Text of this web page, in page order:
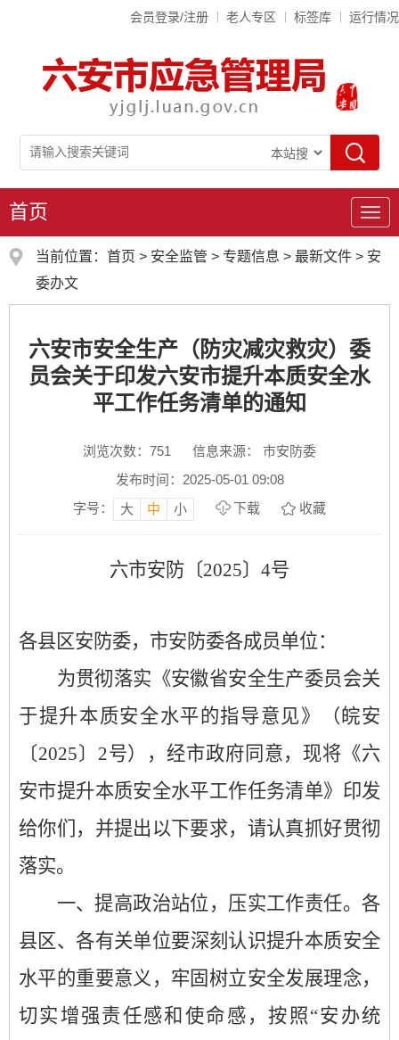
会员登录/注册 老人专区 标签库 运行情况
首页
导
航
当前位置： 首页 > 安全监管 > 专题信息 > 最新文件 > 安
委办文
六安市安全生产（防灾减灾救灾）委
员会关于印发六安市提升本质安全水
平工作任务清单的通知
浏览次数： 751
信息来源： 市安防委
发布时间：2025-05-01 09:08
字号：
大 中 小 下载 收藏
六市安防〔2025〕 4号
各县区安防委，市安防委各成员单位：
为贯彻落实《安徽省安全生产委员会关
于提升本质安全水平的指导意见》（皖安
〔2025〕 2号），经市政府同意， 现将《六
安市提升本质安全水平工作任务清单》印发
给你们，并提出以下要求，请认真抓好贯彻
落实。
一、提高政治站位，压实工作责任。各
县区、各有关单位要深刻认识提升本质安全
水平的重要意义，牢固树立安全发展理念，
切实增强责任感和使命感 ，按照“安办统